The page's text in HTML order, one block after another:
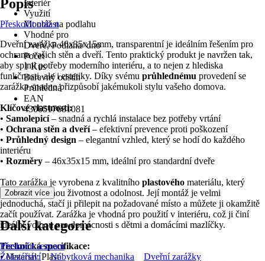
Interiér
Využití
Montáž na podlahu
Vhodné pro
Dveře, Podlaha/ dno
Počet
1 Kus
Barevný odstín
Průhledná
EAN
4306517681081
Popis
Přeskočit oblast
Dveřní zarážka 46x35x15mm, transparentní je ideálním řešením pro
ochranu vašich stěn a dveří. Tento praktický produkt je navržen tak,
aby splnil potřeby moderního interiéru, a to nejen z hlediska
funkčnosti, ale i estetiky. Díky svému průhlednému provedení se
zarážka snadno přizpůsobí jakémukoli stylu vašeho domova.
Klíčové vlastnosti:
• Samolepicí– snadná a rychlá instalace bez potřeby vrtání
• Ochrana stěn a dveří– efektivní prevence proti poškození
• Průhledný design – elegantní vzhled, který se hodí do každého
interiéru
• Rozměry – 46x35x15 mm, ideální pro standardní dveře
Tato zarážka je vyrobena z kvalitního plastového materiálu, který
zajišťuje dlouhou životnost a odolnost. Její montáž je velmi
jednoduchá, stačí ji přilepit na požadované místo a můžete ji okamžitě
začít používat. Zarážka je vhodná pro použití v interiéru, což ji činí
ideální volbou pro domácnosti s dětmi a domácími mazlíčky.
Technická specifikace:
• Materiál: Plast
Zobrazit více
Další kategorie
Přeskočit seznam
Železářství
Nábytková mechanika
Dveřní zarážky